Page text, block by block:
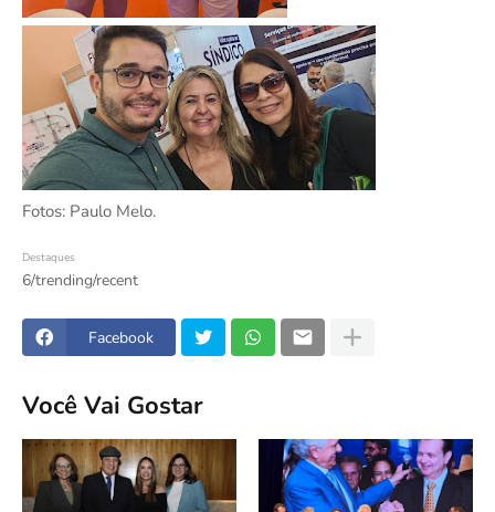
Fotos: Paulo Melo.
Destaques
6/trending/recent
Facebook
Você Vai Gostar